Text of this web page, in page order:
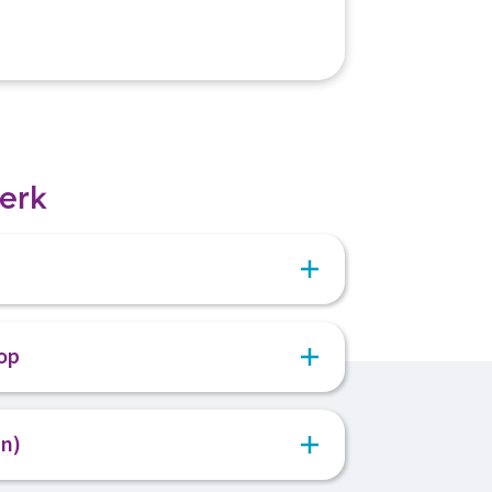
een kennismakingsgesprek bij ons